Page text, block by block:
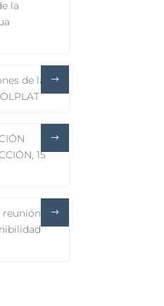
la
de la
15
reunión